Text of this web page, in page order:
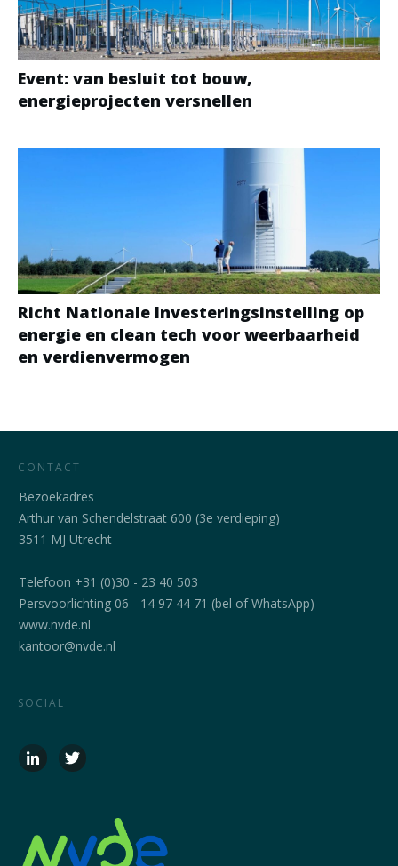
Event: van besluit tot bouw,
energieprojecten versnellen
Richt Nationale Investeringsinstelling op
energie en clean tech voor weerbaarheid
en verdienvermogen
CONTACT
Bezoekadres
Arthur van Schendelstraat 600 (3e verdieping)
3511 MJ Utrecht
Telefoon +31 (0)30 - 23 40 503
Persvoorlichting 06 - 14 97 44 71 (bel of WhatsApp)
www.nvde.nl
kantoor@nvde.nl
SOCIAL